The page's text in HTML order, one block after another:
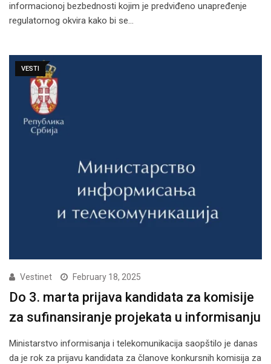
informacionoj bezbednosti kojim je predviđeno unapređenje
regulatornog okvira kako bi se…
VESTI
Vestinet February 18, 2025
Do 3. marta prijava kandidata za komisije
za sufinansiranje projekata u informisanju
Ministarstvo informisanja i telekomunikacija saopštilo je danas
da je rok za prijavu kandidata za članove konkursnih komisija za